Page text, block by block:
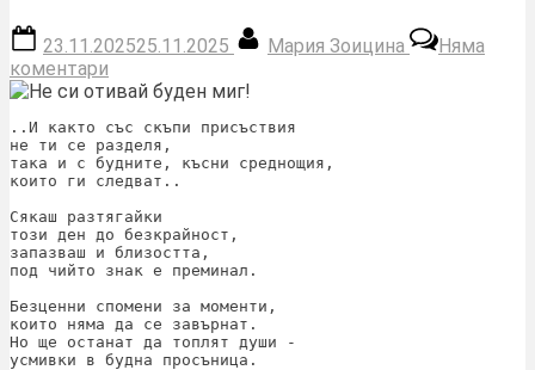
Posted
on
23.11.202525.11.2025
By
Мария Зоицина
Няма
коментари
Не
отивай
буден
миг!
..И както със скъпи присъствия
не ти се разделя,
така и с будните, късни среднощия,
които ги следват..
Сякаш разтягайки
този ден до безкрайност,
запазваш и близостта,
под чийто знак е преминал.
Безценни спомени за моменти,
които няма да се завърнат.
Но ще останат да топлят души -
усмивки в будна просъница.